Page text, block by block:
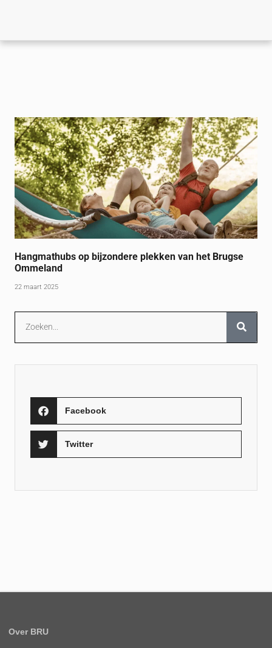
Hangmathubs op bijzondere plekken van het Brugse
Ommeland
22 maart 2025
Facebook
Twitter
Over BRU